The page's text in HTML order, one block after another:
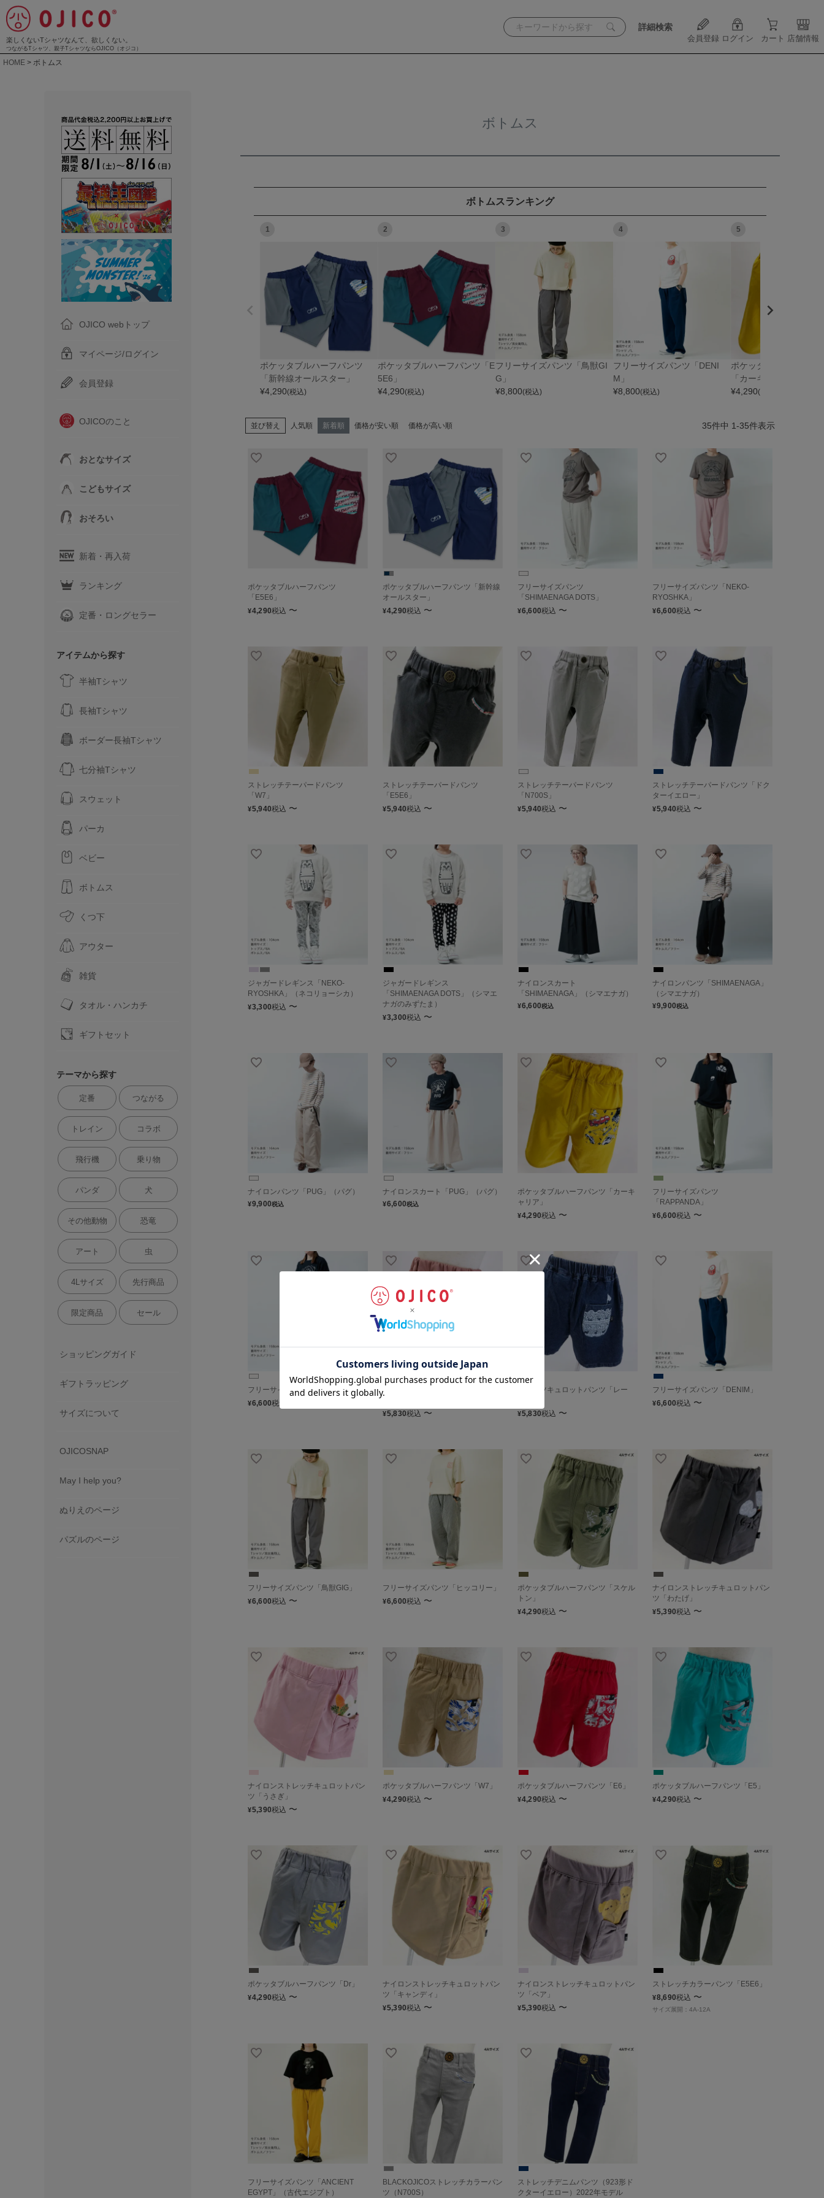
楽しくないTシャツなんて、欲しくない。
つながるTシャツ、親子TシャツならOJICO（オジコ）
詳細検索
会員登録 ログイン カート 店舗情報
HOME ボトムス
OJICO webトップ
マイページ/ログイン
会員登録
OJICOのこと
おとなサイズ
こどもサイズ
おそろい
新着・再入荷
ランキング
定番・ロングセラー
アイテムから探す
半袖Tシャツ
長袖Tシャツ
ボーダー長袖Tシャツ
七分袖Tシャツ
スウェット
パーカ
ベビー
ボトムス
くつ下
アウター
雑貨
タオル・ハンカチ
ギフトセット
テーマから探す
定番 つながる
トレイン コラボ
飛行機 乗り物
パンダ 犬
その他動物 恐竜
アート 虫
4Lサイズ 先行商品
限定商品 セール
ショッピングガイド
ギフトラッピング
サイズについて
OJICOSNAP
May I help you?
ぬりえのページ
パズルのページ
ボトムス
ボトムスランキング
1
ポケッタブルハーフパンツ
「新幹線オールスター」
¥4,290(税込)
2
ポケッタブルハーフパンツ「E
5E6」
¥4,290(税込)
3
フリーサイズパンツ「鳥獣GI
G」
¥8,800(税込)
4
フリーサイズパンツ「DENI
M」
¥8,800(税込)
5
ポケッタブルハーフパ
「カーキャリア」
¥4,290(税込)
並び替え 人気順 新着順 価格が安い順 価格が高い順 35件中 1-35件表示
ポケッタブルハーフパンツ
「E5E6」
¥4,290税込 〜
ポケッタブルハーフパンツ「新幹線
オールスター」
¥4,290税込 〜
フリーサイズパンツ
「SHIMAENAGA DOTS」
¥6,600税込 〜
フリーサイズパンツ「NEKO-
RYOSHKA」
¥6,600税込 〜
ストレッチテーパードパンツ
「W7」
¥5,940税込 〜
ストレッチテーパードパンツ
「E5E6」
¥5,940税込 〜
ストレッチテーパードパンツ
「N700S」
¥5,940税込 〜
ストレッチテーパードパンツ「ドク
ターイエロー」
¥5,940税込 〜
ジャガードレギンス「NEKO-
RYOSHKA」（ネコリョーシカ）
¥3,300税込 〜
ジャガードレギンス
「SHIMAENAGA DOTS」（シマエ
ナガのみずたま）
¥3,300税込 〜
ナイロンスカート
「SHIMAENAGA」（シマエナガ）
¥6,600税込
ナイロンパンツ「SHIMAENAGA」
（シマエナガ）
¥9,900税込
ナイロンパンツ「PUG」（パグ）
¥9,900税込
ナイロンスカート「PUG」（パグ）
¥6,600税込
ポケッタブルハーフパンツ「カーキ
ャリア」
¥4,290税込 〜
フリーサイズパンツ
「RAPPANDA」
¥6,600税込 〜
フリーサイズパンツ「PUG」
¥6,600税込
プリーツキュロットパンツ「トイプ
¥5,830税込 〜
プリーツキュロットパンツ「レー
¥5,830税込 〜
フリーサイズパンツ「DENIM」
¥6,600税込 〜
フリーサイズパンツ「鳥獣GIG」
¥6,600税込 〜
フリーサイズパンツ「ヒッコリー」
¥6,600税込 〜
ポケッタブルハーフパンツ「スケル
トン」
¥4,290税込 〜
ナイロンストレッチキュロットパン
ツ「わたげ」
¥5,390税込 〜
ナイロンストレッチキュロットパン
ツ「うさぎ」
¥5,390税込 〜
ポケッタブルハーフパンツ「W7」
¥4,290税込 〜
ポケッタブルハーフパンツ「E6」
¥4,290税込 〜
ポケッタブルハーフパンツ「E5」
¥4,290税込 〜
ポケッタブルハーフパンツ「Dr」
¥4,290税込 〜
ナイロンストレッチキュロットパン
ツ「キャンディ」
¥5,390税込 〜
ナイロンストレッチキュロットパン
ツ「ベア」
¥5,390税込 〜
ストレッチカラーパンツ「E5E6」
¥8,690税込 〜
サイズ展開：4A-12A
フリーサイズパンツ「ANCIENT
EGYPT」（古代エジプト）
BLACKOJICOストレッチカラーパン
ツ（N700S）
ストレッチデニムパンツ（923形ド
クターイエロー）2022年モデル